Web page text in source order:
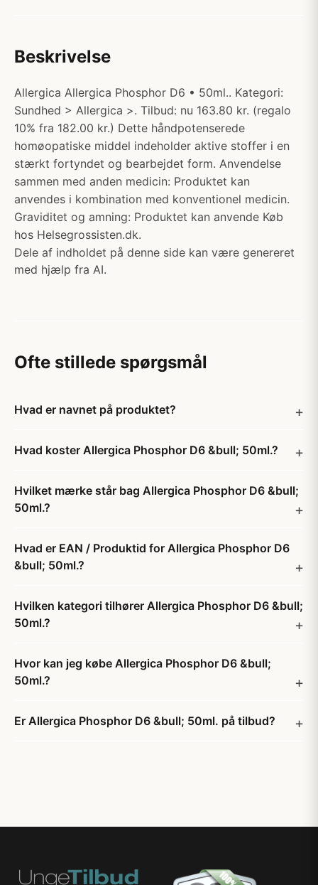
Beskrivelse
Allergica Allergica Phosphor D6 • 50ml.. Kategori:
Sundhed > Allergica >. Tilbud: nu 163.80 kr. (regalo
10% fra 182.00 kr.) Dette håndpotenserede
homøopatiske middel indeholder aktive stoffer i en
stærkt fortyndet og bearbejdet form. Anvendelse
sammen med anden medicin: Produktet kan
anvendes i kombination med konventionel medicin.
Graviditet og amning: Produktet kan anvende Køb
hos Helsegrossisten.dk.
Dele af indholdet på denne side kan være genereret
med hjælp fra AI.
Ofte stillede spørgsmål
Hvad er navnet på produktet?
Hvad koster Allergica Phosphor D6 &bull; 50ml.?
Hvilket mærke står bag Allergica Phosphor D6 &bull;
50ml.?
Hvad er EAN / Produktid for Allergica Phosphor D6
&bull; 50ml.?
Hvilken kategori tilhører Allergica Phosphor D6 &bull;
50ml.?
Hvor kan jeg købe Allergica Phosphor D6 &bull;
50ml.?
Er Allergica Phosphor D6 &bull; 50ml. på tilbud?